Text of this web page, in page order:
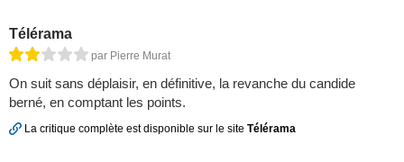
Télérama
par Pierre Murat
On suit sans déplaisir, en définitive, la revanche du candide
berné, en comptant les points.
La critique complète est disponible sur le site Télérama